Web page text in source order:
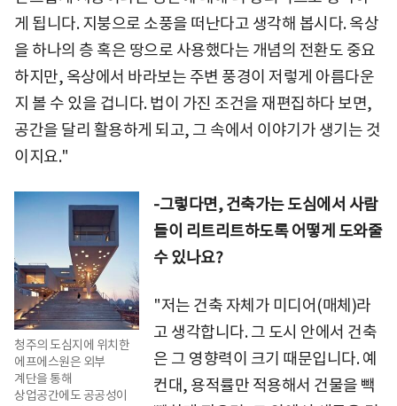
게 됩니다. 지붕으로 소풍을 떠난다고 생각해 봅시다. 옥상
을 하나의 층 혹은 땅으로 사용했다는 개념의 전환도 중요
하지만, 옥상에서 바라보는 주변 풍경이 저렇게 아름다운
지 볼 수 있을 겁니다. 법이 가진 조건을 재편집하다 보면,
공간을 달리 활용하게 되고, 그 속에서 이야기가 생기는 것
이지요."
청주의 도심지에 위치한
에프에스원은 외부
계단을 통해
상업공간에도 공공성이
-그렇다면, 건축가는 도심에서 사람
들이 리트리트하도록 어떻게 도와줄
수 있나요?
"저는 건축 자체가 미디어(매체)라
고 생각합니다. 그 도시 안에서 건축
은 그 영향력이 크기 때문입니다. 예
컨대, 용적률만 적용해서 건물을 빽